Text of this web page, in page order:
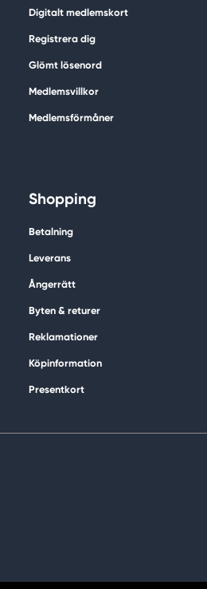
Digitalt medlemskort
Registrera dig
Glömt lösenord
Medlemsvillkor
Medlemsförmåner
Shopping
Betalning
Leverans
Ångerrätt
Byten & returer
Reklamationer
Köpinformation
Presentkort